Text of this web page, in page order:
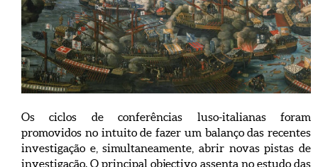
Os ciclos de conferências luso-italianas foram
promovidos no intuito de fazer um balanço das recentes
investigação e, simultaneamente, abrir novas pistas de
investigação. O principal objectivo assenta no estudo das